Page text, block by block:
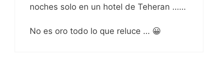
noches solo en un hotel de Teheran ……
No es oro todo lo que reluce … 😀